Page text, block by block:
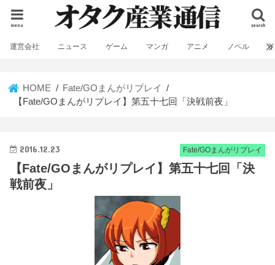
search
menu
運営会社 ニュース ゲーム マンガ アニメ ノベル
HOME
Fate/GOまんがリプレイ
【Fate/GOまんがリプレイ】第五十七回「決戦前夜」
Fate/GOまんがリプレイ
2016.12.23
【Fate/GOまんがリプレイ】第五十七回「決
戦前夜」